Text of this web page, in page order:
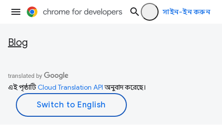
সাইন-ইন করুন
Blog
এই পৃষ্ঠাটিCloud Translation APIঅনুবাদ করেছে।